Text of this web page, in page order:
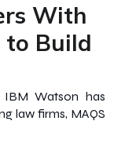
With
to Build
Watson has
law firms, MAQS